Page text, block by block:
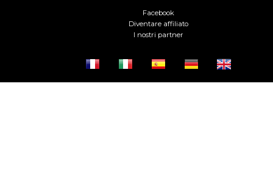
Facebook
Diventare affiliato
I nostri partner